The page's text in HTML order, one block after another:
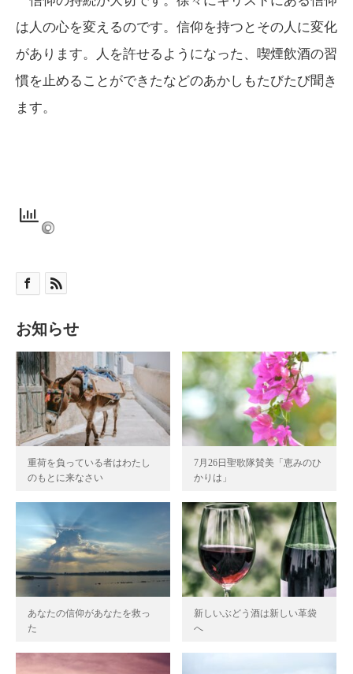
は人の心を変えるのです。信仰を持つとその人に変化
があります。人を許せるようになった、喫煙飲酒の習
慣を止めることができたなどのあかしもたびたび聞き
ます。
お知らせ
重荷を負っている者はわたし
のもとに来なさい
7月26日聖歌隊賛美「恵みのひ
かりは」
あなたの信仰があなたを救っ
た
新しいぶどう酒は新しい革袋
へ